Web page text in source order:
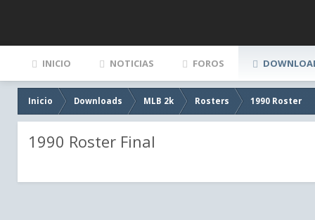
INICIO NOTICIAS FOROS
Inicio Downloads MLB 2k Rosters 1990 Roster
1990 Roster Final